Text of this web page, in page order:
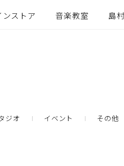
ストア 音楽教室 島
ジオ イベント その他